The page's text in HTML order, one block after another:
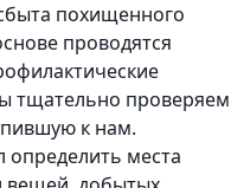
похищенного
проводятся
тщательно проверяем
к нам.
определить места